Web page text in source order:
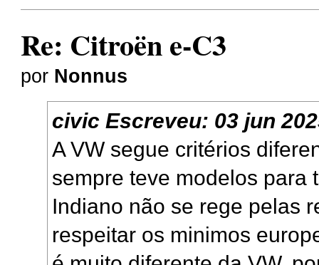
Re: Citroën e-C3
por Nonnus
civic Escreveu: 03 jun
A VW segue critérios
sempre teve modelos para
Indiano não se rege pelas
respeitar os minimos